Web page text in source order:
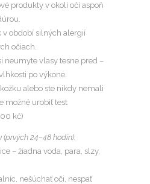
produkty v okolí očí aspoň
v období silných alergií
očiach.
neumyte vlasy tesne pred –
po výkone.
alebo ste nikdy nemali
možné urobiť test
kč)
24–48 hodín):
– žiadna voda, para, slzy,
nešúchať oči, nespať